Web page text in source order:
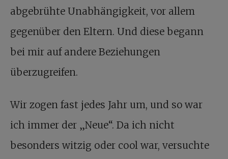
abgebrühte Unabhängigkeit, vor allem
gegenüber den Eltern. Und diese begann
bei mir auf andere Beziehungen
überzugreifen.
Wir zogen fast jedes Jahr um, und so war
ich immer der „Neue“. Da ich nicht
besonders witzig oder cool war, versuchte